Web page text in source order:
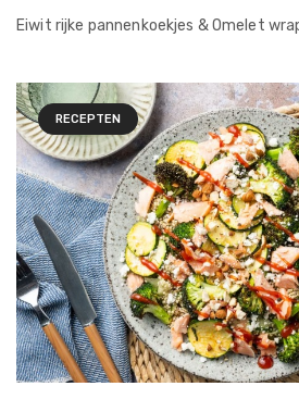
Eiwit rijke pannenkoekjes & Omelet
RECEPTEN